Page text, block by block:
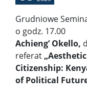
Grudniowe
o godz. 17.00
Achieng’ Okello,
referat
Citizenship:
of Political